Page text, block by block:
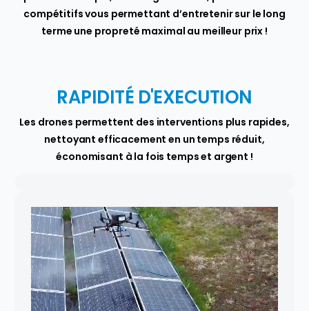
compétitifs vous permettant d’entretenir sur le long
terme une propreté maximal au meilleur prix !
RAPIDITÉ D'EXECUTION
Les drones permettent des interventions plus rapides,
nettoyant efficacement en un temps réduit,
économisant à la fois temps et argent !